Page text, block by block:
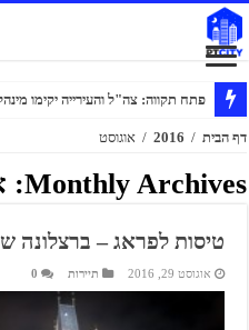
דווקא בשנת מלחמה: 300 עולים חדשים בחרו בפתח תקווה
דף הבית /
2016
/ אוגוסט
Monthly Archives:
טיסות לפראג – ברצלונה
אוגוסט 29, 2016 תיירות 0